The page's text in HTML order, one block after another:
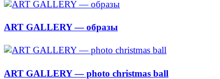
ART GALLERY — образы
ART GALLERY — photo christmas ball